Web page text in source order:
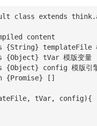
class extends